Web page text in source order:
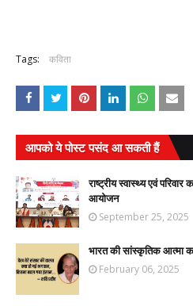
Tags: कविता
आपको ये पोस्ट पसंद आ सकती हैं
राष्ट्रीय स्वास्थ्य एवं
आयोजन
September 25, 2025
भारत की सांस्कृतिक आत्मा
February 06, 2025